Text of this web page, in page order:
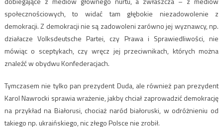
społecznościowych, to widać tam głębokie niezadowolenie z
demokracji. Z demokracji nie są zadowoleni zarówno jej wyznawcy, np.
działacze Volksdeutsche Partei, czy Prawa i Sprawiedliwości, nie
mówiąc o sceptykach, czy wręcz jej przeciwnikach, których można
znaleźć w obydwu Konfederacjach.
Tymczasem nie tylko pan prezydent Duda, ale również pan prezydent
Karol Nawrocki sprawia wrażenie, jakby chciał zaprowadzić demokrację
na przykład na Białorusi, chociaż naród białoruski, w odróżnieniu od
takiego np. ukraińskiego, nic złego Polsce nie zrobił.